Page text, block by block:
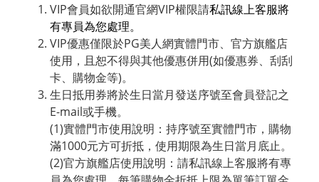
VIP會員如欲開通官網VIP權限請私訊線上客服將
有專員為您處理。
VIP優惠僅限於PG美人網實體門市、官方旗艦店
使用，且恕不得與其他優惠併用(如優惠券、刮刮
卡、購物金等)。
生日抵用券將於生日當月發送序號至會員登記之
E-mail或手機。
(1)實體門市使用說明：持序號至實體門市，購物
滿1000元方可折抵，使用期限為生日當月底止。
(2)官方旗艦店使用說明：請私訊線上客服將有專